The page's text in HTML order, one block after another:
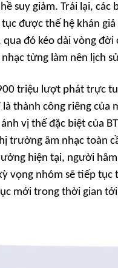
suy giảm. Trái lại, các
được thế hệ khán
đó kéo dài vòng đời
từng làm nên lịch
triệu lượt phát trực
là thành công riêng của
vị thế đặc biệt của
trường âm nhạc toàn
hiện tại, người
vọng nhóm sẽ tiếp tục
mới trong thời gian